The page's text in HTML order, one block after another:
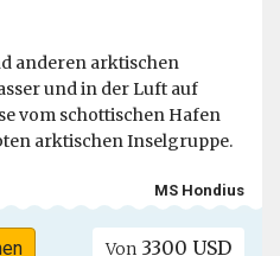
anderen arktischen
und in der Luft auf
vom schottischen Hafen
arktischen Inselgruppe.
MS Hondius
Von 3300 USD